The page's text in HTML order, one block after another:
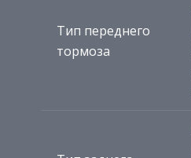
Тип переднего
тормоза